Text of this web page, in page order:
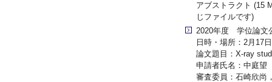
アブストラクト (15
じファイルです)
2020年度 学位論文
日時・場所：2月17
論文題目：X-ray
申請者氏名：中庭望
審査委員：石崎欣尚